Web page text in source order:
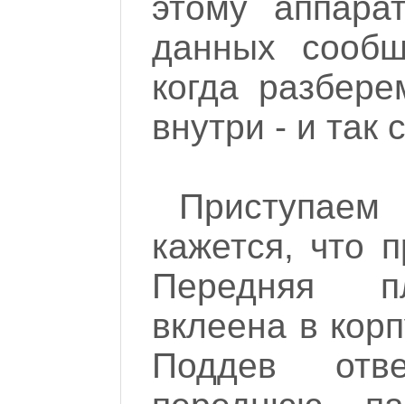
данных
когда
внутри - и так
кажется, что
Передняя
вклеена в
Поддев